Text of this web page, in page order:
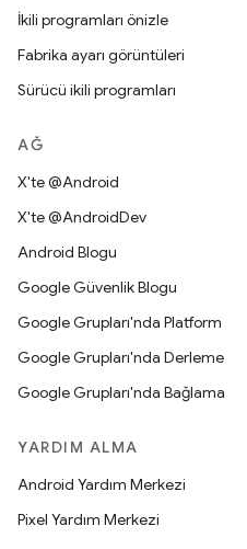
İkili programları önizle
Fabrika ayarı görüntüleri
Sürücü ikili programları
AĞ
X'te @Android
X'te @AndroidDev
Android Blogu
Google Güvenlik Blogu
Google Grupları'nda Platform
Google Grupları'nda Derleme
Google Grupları'nda Bağlama
YARDIM ALMA
Android Yardım Merkezi
Pixel Yardım Merkezi